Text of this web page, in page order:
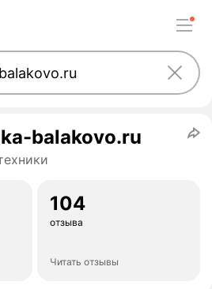
balakovo.ru
104
отзыва
Читать отзывы